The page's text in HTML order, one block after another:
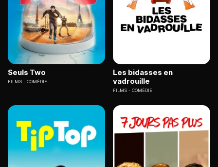
Seuls Two
FILMS COMÉDIE
Les bidasses en
vadrouille
FILMS COMÉDIE